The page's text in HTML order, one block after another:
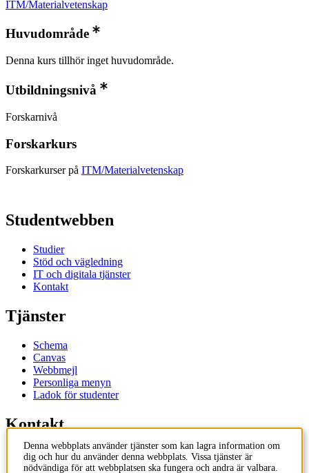
ITM/Materialvetenskap
Huvudområde
Denna kurs tillhör inget huvudområde.
Utbildningsnivå
Forskarnivå
Forskarkurs
Forskarkurser på ITM/Materialvetenskap
Studentwebben
Studier
Stöd och vägledning
IT och digitala tjänster
Kontakt
Tjänster
Schema
Canvas
Webbmejl
Personliga menyn
Ladok för studenter
Kontakt
Kontakta utbildningsprogram
Kontakta kurs
Denna webbplats använder tjänster som kan lagra information om
dig och hur du använder denna webbplats. Vissa tjänster är
nödvändiga för att webbplatsen ska fungera och andra är valbara.